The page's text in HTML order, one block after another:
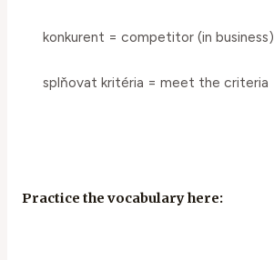
konkurent = competitor (in business)
splňovat kritéria = meet the criteria
Practice the vocabulary here: